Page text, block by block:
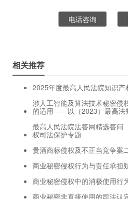
电话咨询
相关推荐
2025年度最高人民法院知识
涉人工智能及算法技术秘密侵
的适用——以（2023）最高法
最高人民法院法答网精选答
权司法保护专题
贵酒商标侵权及不正当竞争案
商业秘密侵权行为与责任承担
商业秘密侵权中的消极使用行
商业秘密非直接使用的司法认